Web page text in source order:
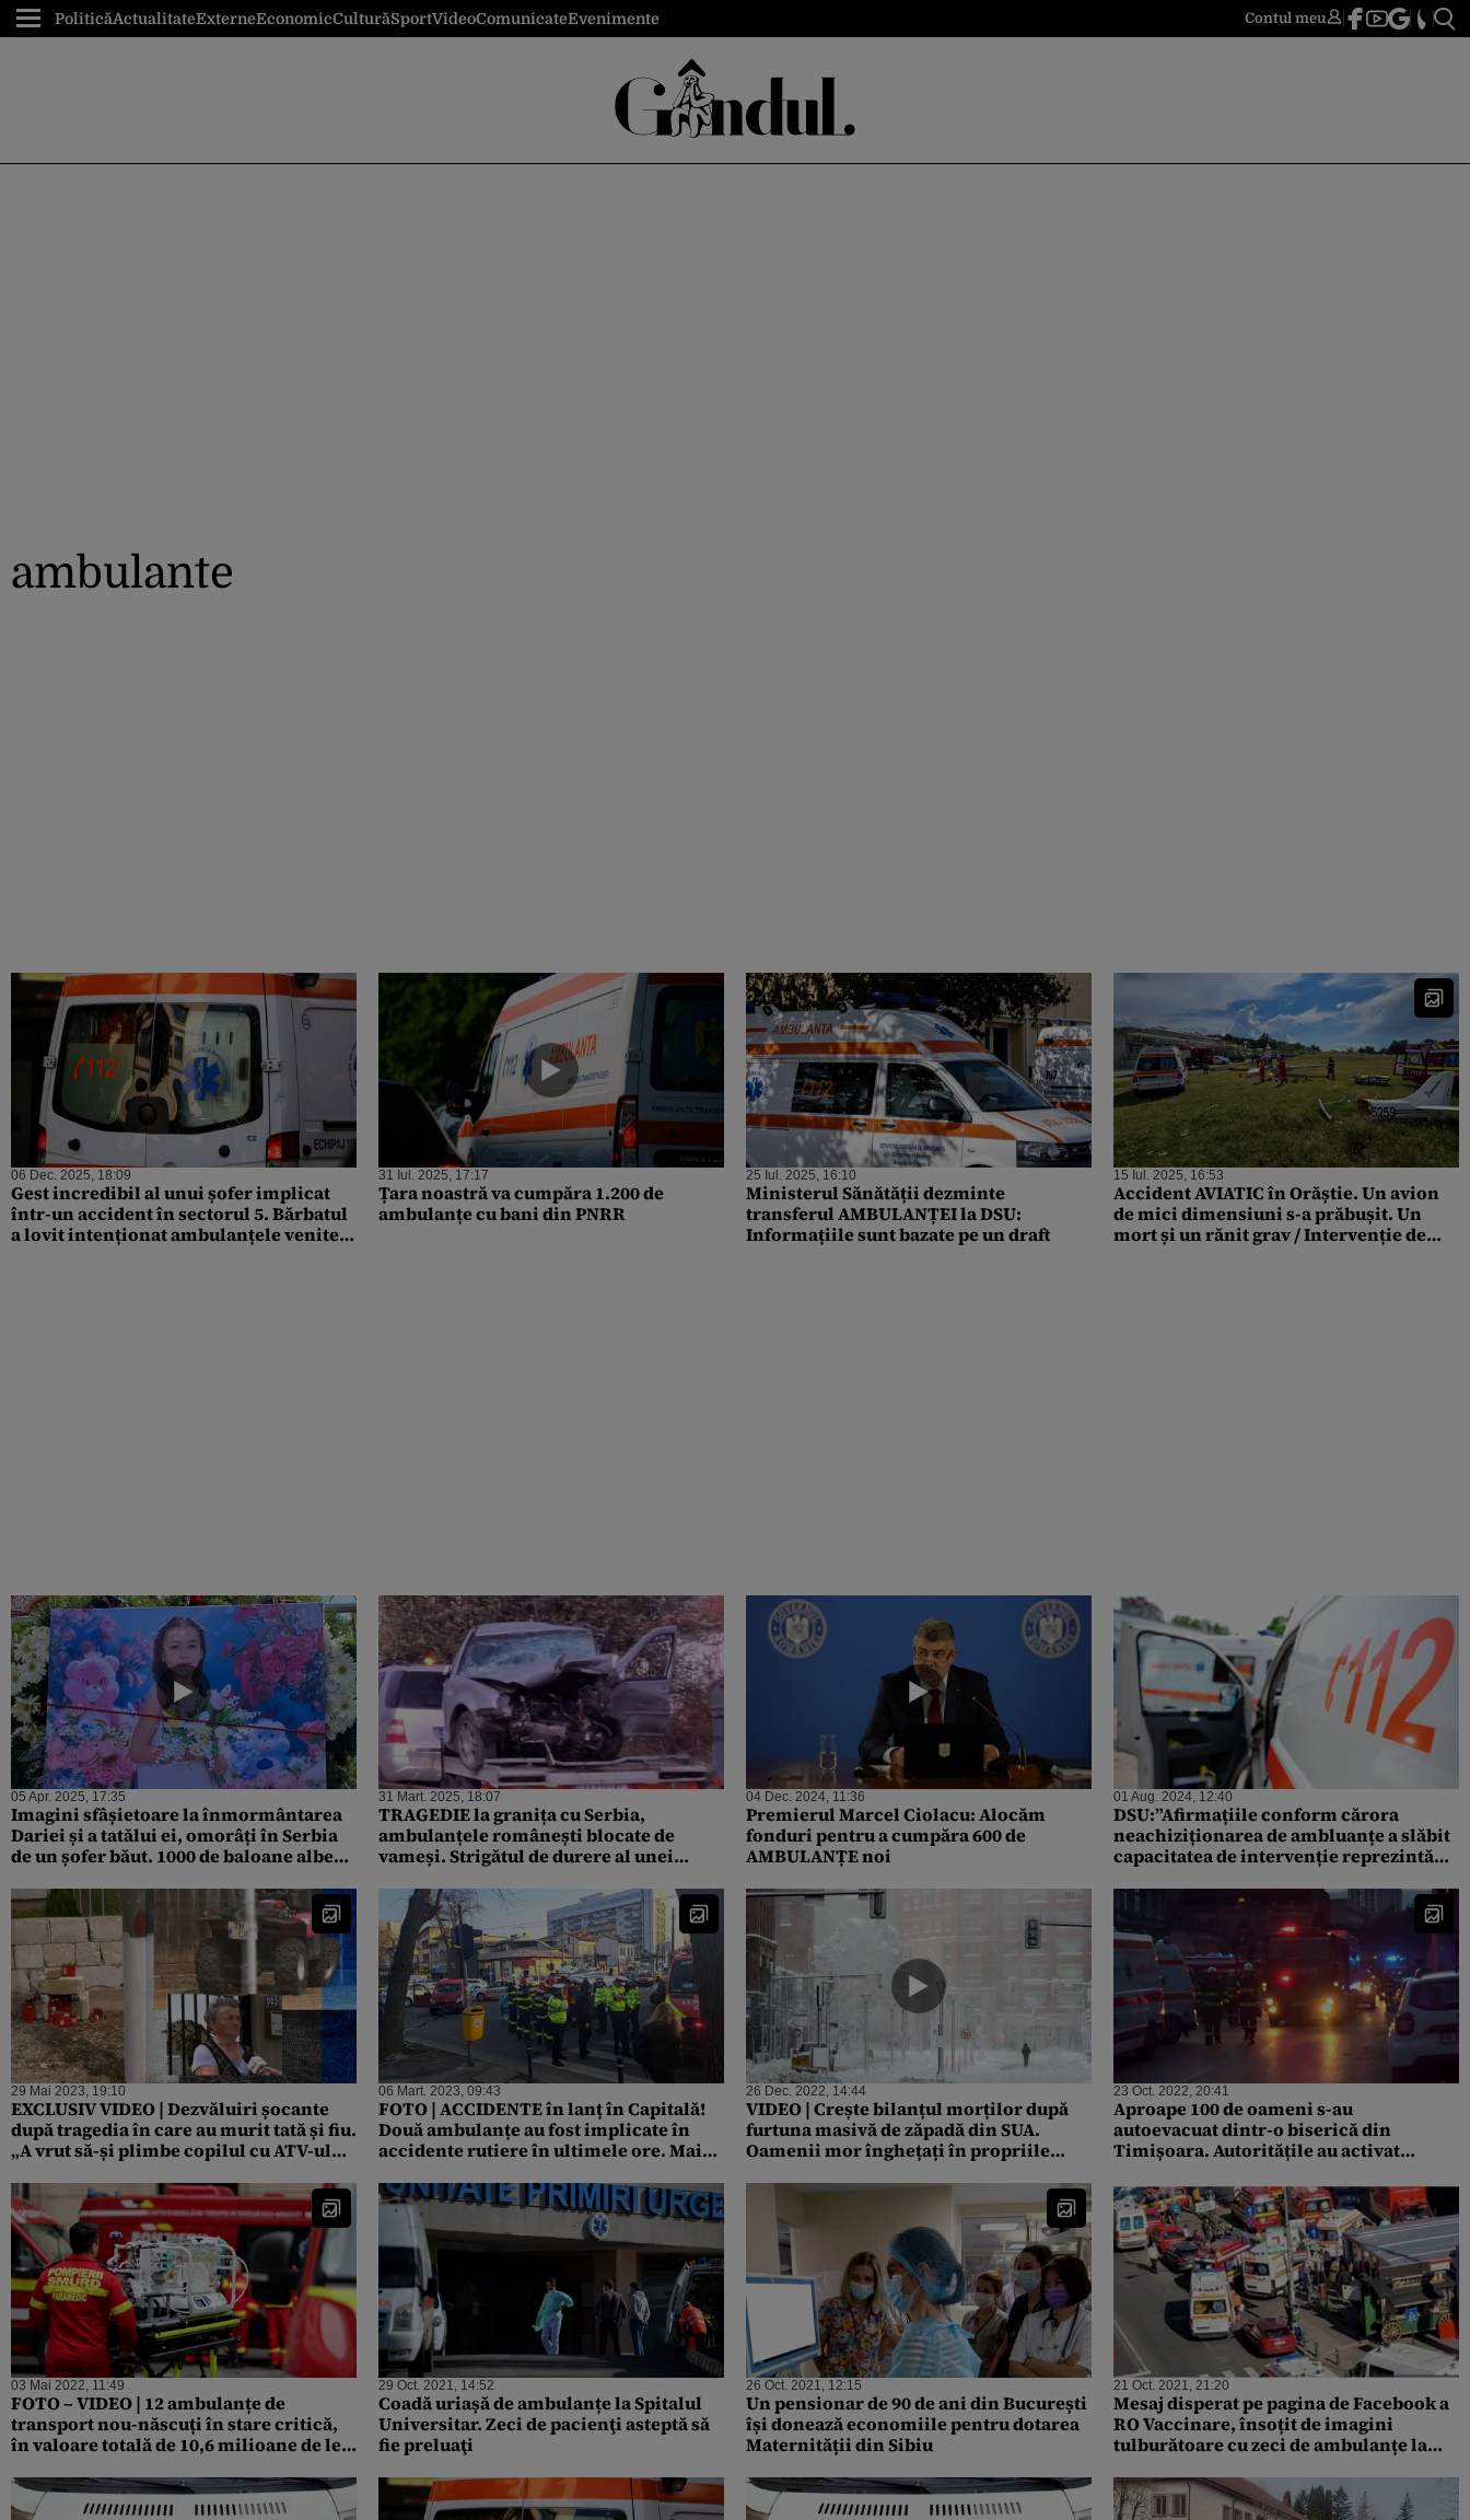
PoliticăActualitateExterneEconomicCulturăSportVideoComunicateEvenimente Contul meu
ambulante
06 Dec. 2025, 18:09
Gest incredibil al unui șofer implicat
într-un accident în sectorul 5. Bărbatul
a lovit intenționat ambulanțele venite
31 Iul. 2025, 17:17
Țara noastră va cumpăra 1.200 de
ambulanțe cu bani din PNRR
25 Iul. 2025, 16:10
Ministerul Sănătății dezminte
transferul AMBULANȚEI la DSU:
Informațiile sunt bazate pe un draft
15 Iul. 2025, 16:53
Accident AVIATIC în Orăștie. Un avion
de mici dimensiuni s-a prăbușit. Un
mort și un rănit grav / Intervenție de
05 Apr. 2025, 17:35
Imagini sfâșietoare la înmormântarea
Dariei și a tatălui ei, omorâți în Serbia
de un șofer băut. 1000 de baloane albe
31 Mart. 2025, 18:07
TRAGEDIE la granița cu Serbia,
ambulanțele românești blocate de
vameși. Strigătul de durere al unei
Raed Arafat
04 Dec. 2024, 11:36
Premierul Marcel Ciolacu: Alocăm
fonduri pentru a cumpăra 600 de
AMBULANȚE noi
01 Aug. 2024, 12:40
DSU:”Afirmațiile conform cărora
neachiziționarea de ambluanțe a slăbit
capacitatea de intervenție reprezintă
29 Mai 2023, 19:10
EXCLUSIV VIDEO | Dezvăluiri șocante
după tragedia în care au murit tată și fiu.
„A vrut să-și plimbe copilul cu ATV-ul
06 Mart. 2023, 09:43
FOTO | ACCIDENTE în lanț în Capitală!
Două ambulanțe au fost implicate în
accidente rutiere în ultimele ore. Mai
paramedic, au fost transportate la spital
26 Dec. 2022, 14:44
VIDEO | Crește bilanțul morților după
furtuna masivă de zăpadă din SUA.
Oamenii mor înghețați în propriile
23 Oct. 2022, 20:41
Aproape 100 de oameni s-au
autoevacuat dintr-o biserică din
Timișoara. Autoritățile au activat
03 Mai 2022, 11:49
FOTO – VIDEO | 12 ambulanțe de
transport nou-născuți în stare critică,
în valoare totală de 10,6 milioane de lei,
vor înlocui pe cele pe care le avem din
2009
29 Oct. 2021, 14:52
Coadă uriașă de ambulanțe la Spitalul
Universitar. Zeci de pacienţi asteptă să
fie preluaţi
26 Oct. 2021, 12:15
Un pensionar de 90 de ani din București
își donează economiile pentru dotarea
Maternității din Sibiu
21 Oct. 2021, 21:20
Mesaj disperat pe pagina de Facebook a
RO Vaccinare, însoțit de imagini
tulburătoare cu zeci de ambulanțe la
mergeți la vaccinare și respectați
măsurile!